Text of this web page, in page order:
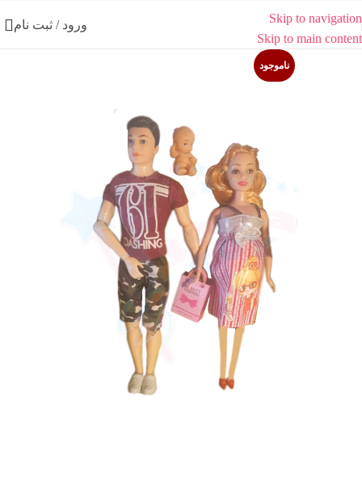
Skip to navigation
Skip to main content
ورود / ثبت نام
ناموجود